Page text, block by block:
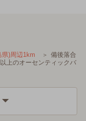
県)周辺1km
備後落合
上のオーセンティックバ